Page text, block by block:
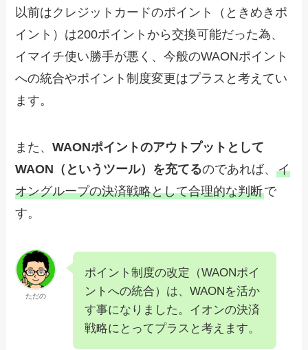
以前はクレジットカードのポイント（ときめきポ
イント）は200ポイントから交換可能だった為、
イマイチ使い勝手が悪く、今般のWAONポイント
への統合やポイント制度変更はプラスと考えてい
ます。
また、WAONポイントのアウトプットとして
WAON（というツール）を充てるのであれば、イ
オングループの決済戦略として合理的な判断で
す。
ただの
ポイント制度の改定（WAONポイ
ントへの統合）は、WAONを活か
す事になりました。イオンの決済
戦略にとってプラスと考えます。